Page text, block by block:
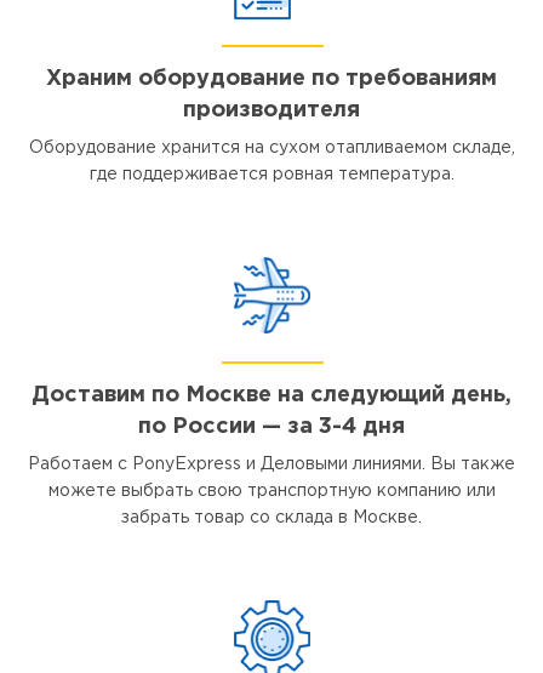
Храним оборудование по требованиям
производителя
Оборудование хранится на сухом отапливаемом складе,
где поддерживается ровная температура.
Доставим по Москве на следующий день,
по России — за 3-4 дня
Работаем с PonyExpress и Деловыми линиями. Вы также
можете выбрать свою транспортную компанию или
забрать товар со склада в Москве.